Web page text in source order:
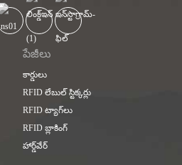
పేజీలు
కార్డులు
RFID లేబుల్ స్టిక్కర్లు
RFID ట్యాగ్‌లు
RFID బ్లాకింగ్
హార్డ్‌వేర్